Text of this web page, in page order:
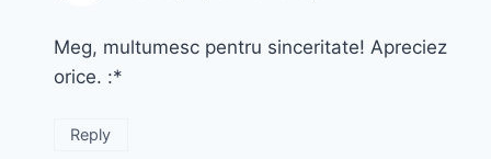
Meg, multumesc pentru sinceritate! Apreciez
orice. :*
Reply